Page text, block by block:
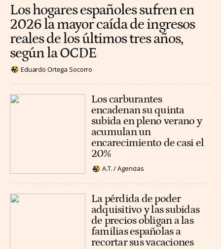
Los hogares españoles sufren en
2026 la mayor caída de ingresos
reales de los últimos tres años,
según la OCDE
Eduardo Ortega Socorro
Los carburantes
encadenan su quinta
subida en pleno verano y
acumulan un
encarecimiento de casi el
20%
A.T. / Agencias
La pérdida de poder
adquisitivo y las subidas
de precios obligan a las
familias españolas a
recortar sus vacaciones